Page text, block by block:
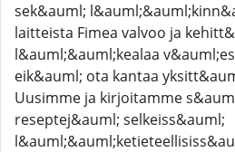
sek&auml;
laitteista Fimea valvoo ja
l&auml;&auml;kealaa
eik&auml; ota kantaa
Uusimme ja kirjoitamme
reseptej&auml; selkeiss&auml;